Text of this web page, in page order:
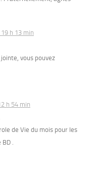
h 13 min
vous pouvez
h 54 min
de Vie du mois pour les
.